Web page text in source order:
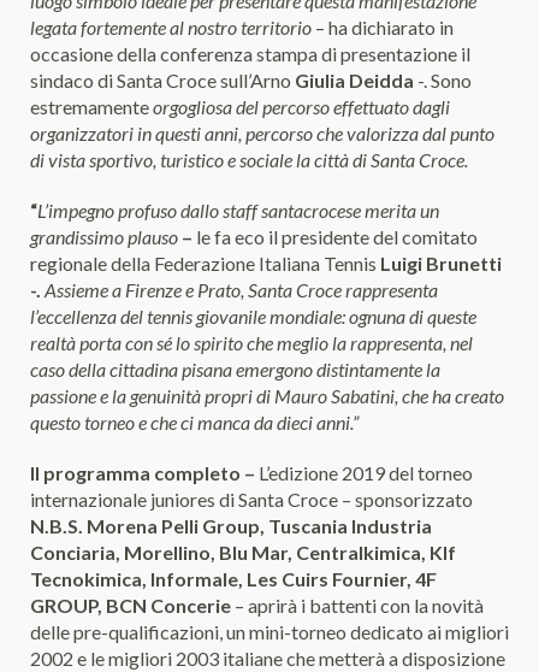
legata fortemente al nostro territorio – ha dichiarato in
occasione della conferenza stampa di presentazione il
sindaco di Santa Croce sull’Arno Giulia Deidda -. Sono
estremamenteorgogliosa del percorso effettuato dagli
organizzatori in questi anni, percorso che valorizza dal punto
di vista sportivo, turistico e sociale la città di Santa Croce.
“L’impegno profuso dallo staff santacrocese merita un
grandissimo plauso – le fa eco il presidente del comitato
regionale della Federazione Italiana Tennis Luigi Brunetti
-. Assieme a Firenze e Prato, Santa Croce rappresenta
l’eccellenza del tennis giovanile mondiale: ognuna di queste
realtà porta con sé lo spirito che meglio la rappresenta, nel
caso della cittadina pisana emergono distintamente la
passione e la genuinità propri di Mauro Sabatini, che ha creato
questo torneo e che ci manca da dieci anni.”
Il programma completo – L’edizione 2019 del torneo
internazionale juniores di Santa Croce – sponsorizzato
N.B.S. Morena Pelli Group, Tuscania Industria
Conciaria, Morellino, Blu Mar, Centralkimica, Klf
Tecnokimica, Informale, Les Cuirs Fournier, 4F
GROUP, BCN Concerie – aprirà i battenti con la novità
delle pre-qualificazioni, un mini-torneo dedicato ai migliori
2002 e le migliori 2003 italiane che metterà a disposizione